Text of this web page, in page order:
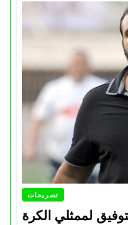
تصريحات
لممثلي الكرة